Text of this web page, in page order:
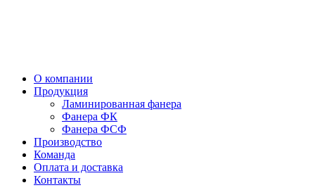
О компании
Продукция
Ламинированная фанера
Фанера ФК
Фанера ФСФ
Производство
Команда
Оплата и доставка
Контакты